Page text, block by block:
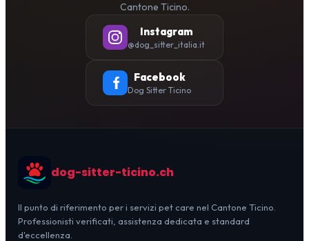
Cantone Ticino.
Instagram
@dog_sitter_italia.it
Facebook
Dog Sitter Ticino
dog-sitter-ticino.ch
Il punto di riferimento per i servizi pet care nel Cantone Ticino.
Professionisti verificati, assistenza dedicata e standard
d'eccellenza.